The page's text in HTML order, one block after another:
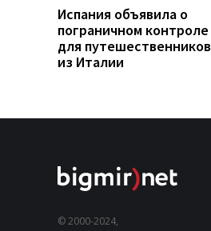
Испания объявила о
пограничном контроле
для путешественников
из Италии
© 2000-2024,